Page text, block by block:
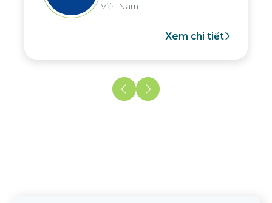
Việt Nam
Xem chi tiết